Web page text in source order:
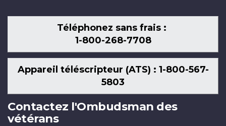
Téléphonez sans frais :
1-800-268-7708
Appareil téléscripteur (ATS) : 1-800-567-
5803
Contactez l'Ombudsman des
vétérans